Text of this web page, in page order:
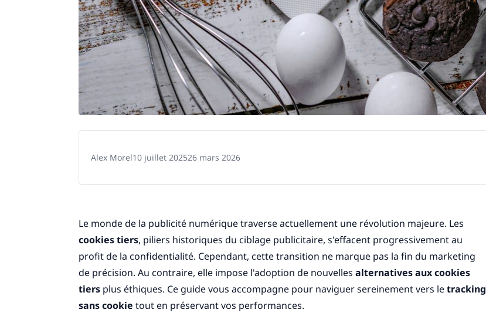
Alex Morel10 juillet 202526 mars 2026
Le monde de la publicité numérique traverse actuellement une révolution majeure. Les
cookies tiers, piliers historiques du ciblage publicitaire, s'effacent progressivement au
profit de la confidentialité. Cependant, cette transition ne marque pas la fin du marketing
de précision. Au contraire, elle impose l'adoption de nouvellesalternatives aux cookies
tiers plus éthiques. Ce guide vous accompagne pour naviguer sereinement vers letracking
sans cookie tout en préservant vos performances.